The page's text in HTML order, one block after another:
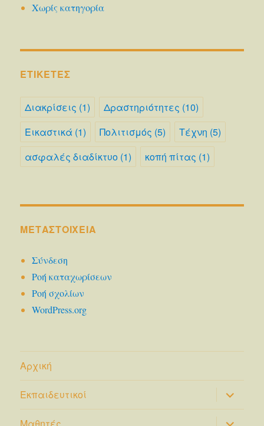
Χωρίς κατηγορία
ΕΤΙΚΈΤΕΣ
Διακρίσεις (1) Δραστηριότητες (10)
Εικαστικά (1) Πολιτισμός (5) Τέχνη (5)
ασφαλές διαδίκτυο (1) κοπή πίτας (1)
ΜΕΤΑΣΤΟΙΧΕΊΑ
Σύνδεση
Ροή καταχωρίσεων
Ροή σχολίων
WordPress.org
Αρχική
Εκπαιδευτικοί του
μενού